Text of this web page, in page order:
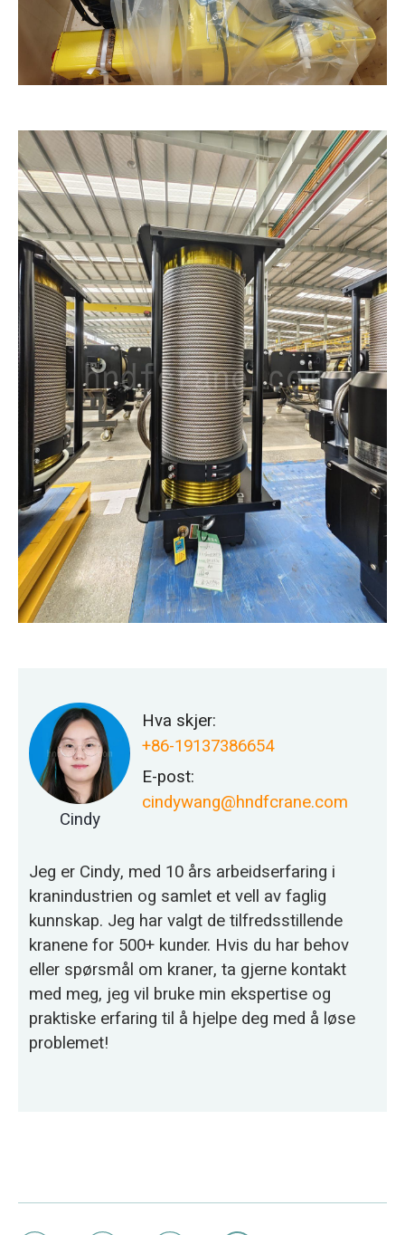
Cindy
Hva skjer:
+86-19137386654
E-post:
cindywang@hndfcrane.com
Jeg er Cindy, med 10 års arbeidserfaring i
kranindustrien og samlet et vell av faglig
kunnskap. Jeg har valgt de tilfredsstillende
kranene for 500+ kunder. Hvis du har behov
eller spørsmål om kraner, ta gjerne kontakt
med meg, jeg vil bruke min ekspertise og
praktiske erfaring til å hjelpe deg med å løse
problemet!